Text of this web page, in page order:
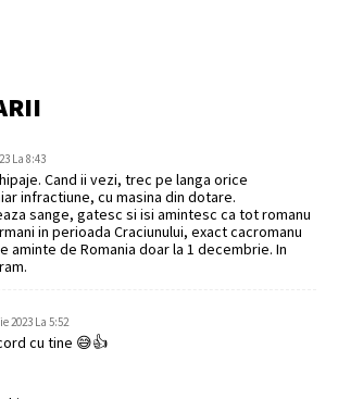
La 8:43
Cand ii vezi, trec pe langa orice
infractiune, cu masina din dotare.
sange, gatesc si isi amintesc ca tot romanu
in perioada Craciunului, exact cacromanu
aminte de Romania doar la 1 decembrie. In
2023 La 5:52
cu tine 😅👍